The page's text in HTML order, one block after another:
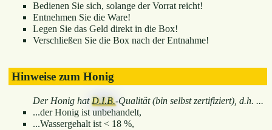
Bedienen Sie sich, solange der Vorrat reicht!
Entnehmen Sie die Ware!
Legen Sie das Geld direkt in die Box!
Verschließen Sie die Box nach der Entnahme!
Hinweise zum Honig
Der Honig hatD.I.B.-Qualität (bin selbst zertifiziert), d.h. ...
...der Honig ist unbehandelt,
...Wassergehalt ist < 18 %,